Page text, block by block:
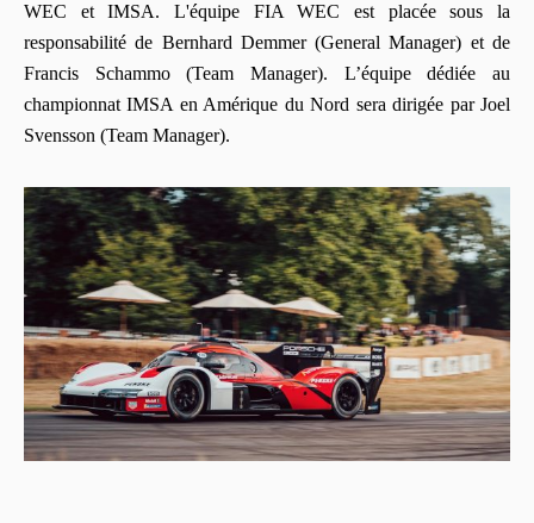
WEC et IMSA. L'équipe FIA WEC est placée sous la
responsabilité de Bernhard Demmer (General Manager) et de
Francis Schammo (Team Manager). L’équipe dédiée au
championnat IMSA en Amérique du Nord sera dirigée par Joel
Svensson (Team Manager).